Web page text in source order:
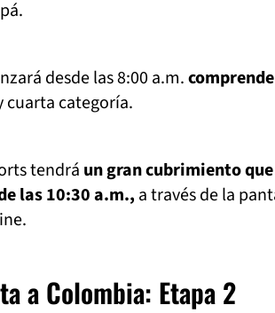
desde las 8:00 a.m.
cuarta categoría.
tendrá un gran cubrimiento
las 10:30 a.m., a través de la
a Colombia: Etapa 2